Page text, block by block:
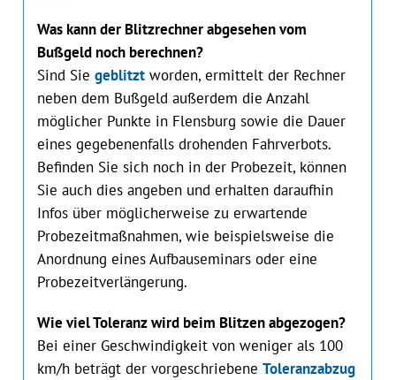
Was kann der Blitzrechner abgesehen vom
Bußgeld noch berechnen?
Sind Sie geblitztworden, ermittelt der Rechner
neben dem Bußgeld außerdem die Anzahl
möglicher Punkte in Flensburg sowie die Dauer
eines gegebenenfalls drohenden Fahrverbots.
Befinden Sie sich noch in der Probezeit, können
Sie auch dies angeben und erhalten daraufhin
Infos über möglicherweise zu erwartende
Probezeitmaßnahmen, wie beispielsweise die
Anordnung eines Aufbauseminars oder eine
Probezeitverlängerung.
Wie viel Toleranz wird beim Blitzen abgezogen?
Bei einer Geschwindigkeit von weniger als 100
km/h beträgt der vorgeschriebene Toleranzabzug